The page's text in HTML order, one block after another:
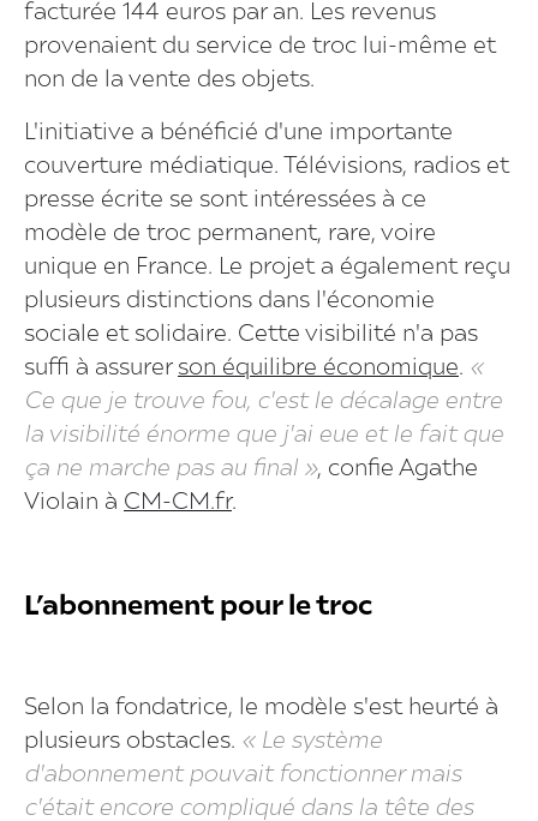
facturée 144 euros par an. Les revenus
provenaient du service de troc lui-même et
non de la vente des objets.
L'initiative a bénéficié d'une importante
couverture médiatique. Télévisions, radios et
presse écrite se sont intéressées à ce
modèle de troc permanent, rare, voire
unique en France. Le projet a également reçu
plusieurs distinctions dans l'économie
sociale et solidaire. Cette visibilité n'a pas
suffi à assurer son équilibre économique. «
Ce que je trouve fou, c'est le décalage entre
la visibilité énorme que j'ai eue et le fait que
ça ne marche pas au final », confie Agathe
Violain à CM-CM.fr.
L’abonnement pour le troc
Selon la fondatrice, le modèle s'est heurté à
plusieurs obstacles. « Le système
d'abonnement pouvait fonctionner mais
c'était encore compliqué dans la tête des